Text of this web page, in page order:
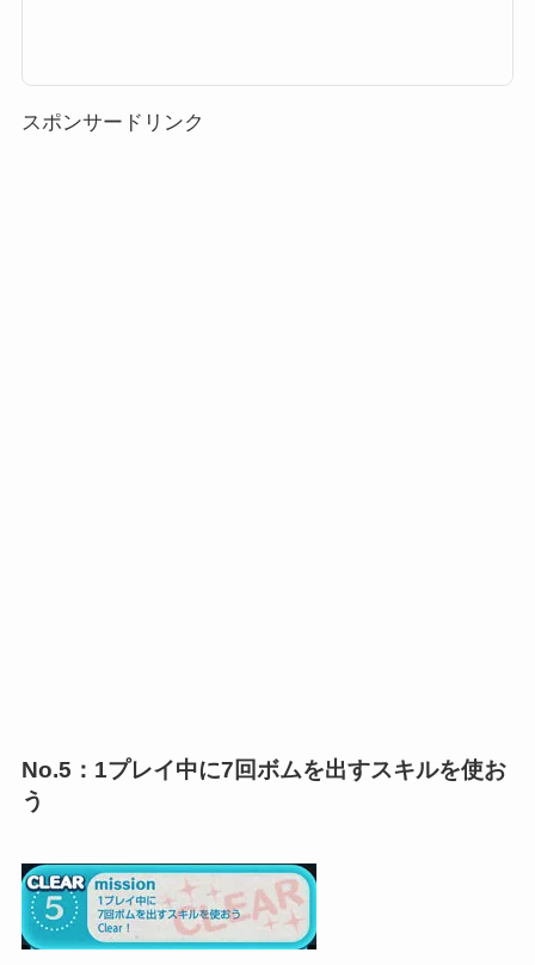
こでは、大きいツム(大...
スポンサードリンク
No.5：1プレイ中に7回ボムを出すスキルを使お
う